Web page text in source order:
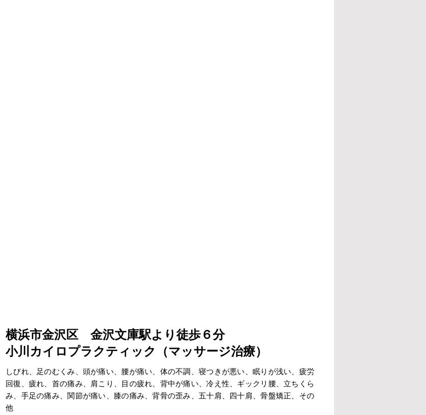
横浜市金沢区 金沢文庫駅より徒歩６分
小川カイロプラクティック（マッサージ治療）
しびれ、足のむくみ、頭が痛い、腰が痛い、体の不調、寝つきが悪い、眠りが浅い、疲労
回復、疲れ、首の痛み、肩こり、目の疲れ、背中が痛い、冷え性、ギックリ腰、立ちくら
み、手足の痛み、関節が痛い、膝の痛み、背骨の歪み、五十肩、四十肩、骨盤矯正、その
他